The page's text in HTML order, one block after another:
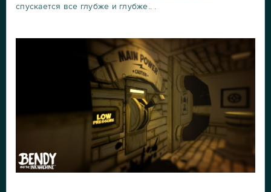
спускается все глубже и глубже.. .